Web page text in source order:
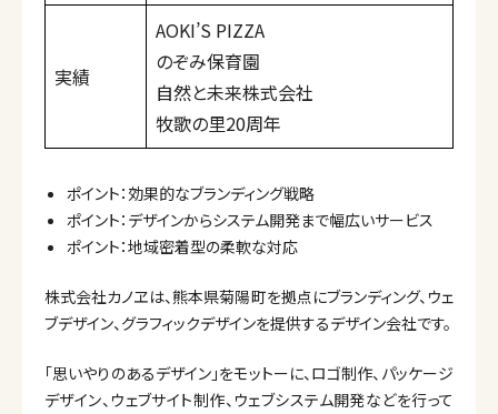
実績
AOKI’S PIZZA
のぞみ保育園
自然と未来株式会社
牧歌の里20周年
ポイント：効果的なブランディング戦略
ポイント：デザインからシステム開発まで幅広いサービス
ポイント：地域密着型の柔軟な対応
株式会社カノヱは、熊本県菊陽町を拠点にブランディング、ウェ
ブデザイン、グラフィックデザインを提供するデザイン会社です。
「思いやりのあるデザイン」をモットーに、ロゴ制作、パッケージ
デザイン、ウェブサイト制作、ウェブシステム開発などを行って